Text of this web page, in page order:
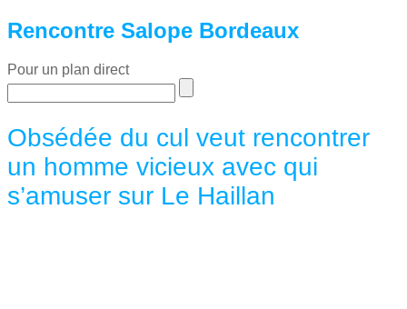
Rencontre Salope Bordeaux
Pour un plan direct
Obsédée du cul veut rencontrer
un homme vicieux avec qui
s’amuser sur Le Haillan